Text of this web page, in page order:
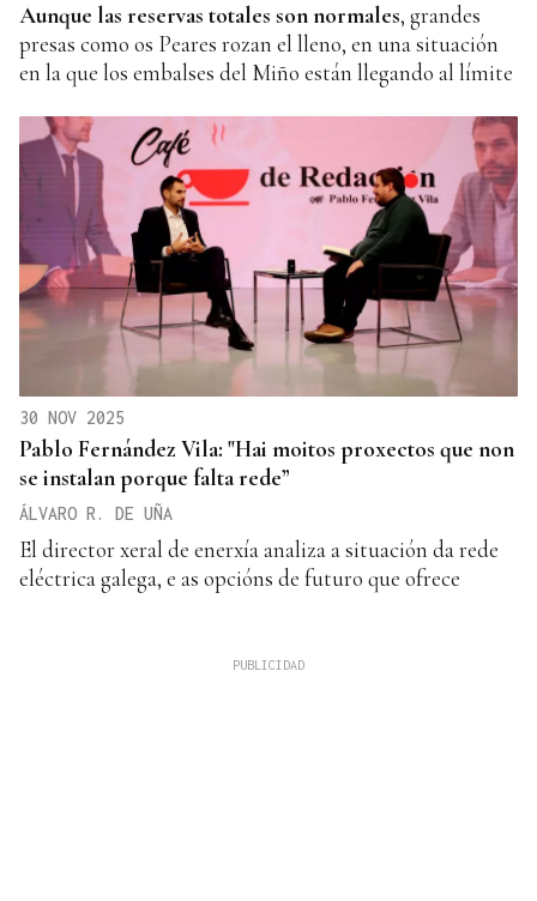
Aunque las reservas totales son normales, grandes
presas como os Peares rozan el lleno, en una situación
en la que los embalses del Miño están llegando al límite
30 NOV 2025
Pablo Fernández Vila: "Hai moitos proxectos que non
se instalan porque falta rede”
ÁLVARO R. DE UÑA
El director xeral de enerxía analiza a situación da rede
eléctrica galega, e as opcións de futuro que ofrece